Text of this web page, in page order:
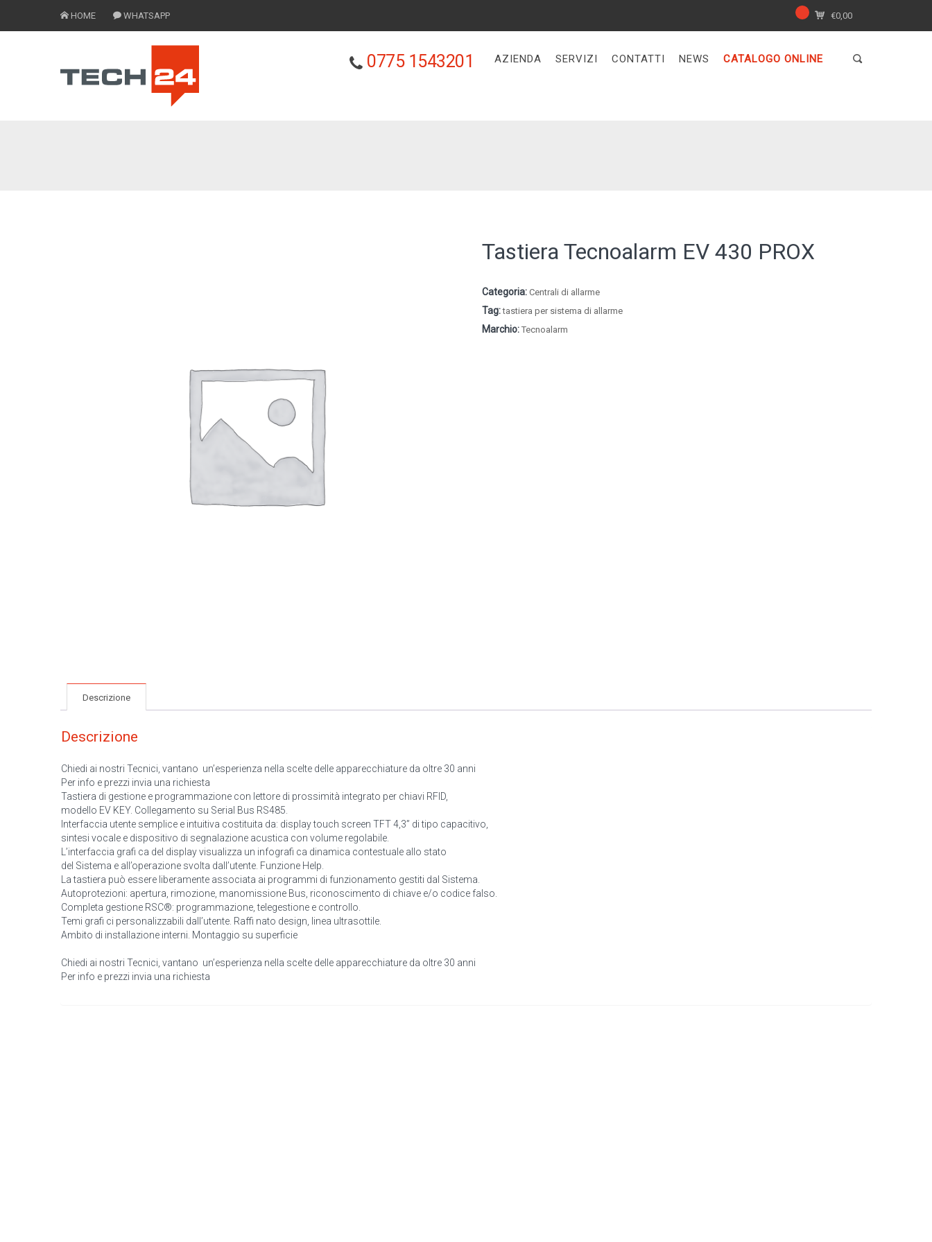
HOME WHATSAPP €0,00
0775 1543201 AZIENDA SERVIZI CONTATTI NEWS CATALOGO ONLINE
Tastiera Tecnoalarm EV 430 PROX
Categoria:Centrali di allarme
Tag:tastiera per sistema di allarme
Marchio:Tecnoalarm
Descrizione
Descrizione
Chiedi ai nostri Tecnici, vantano un’esperienza nella scelte delle apparecchiature da oltre 30 anni
Per info e prezzi invia una richiesta
Tastiera di gestione e programmazione con lettore di prossimità integrato per chiavi RFID,
modello EV KEY. Collegamento su Serial Bus RS485.
Interfaccia utente semplice e intuitiva costituita da: display touch screen TFT 4,3” di tipo capacitivo,
sintesi vocale e dispositivo di segnalazione acustica con volume regolabile.
L’interfaccia grafi ca del display visualizza un infografi ca dinamica contestuale allo stato
del Sistema e all’operazione svolta dall’utente. Funzione Help.
La tastiera può essere liberamente associata ai programmi di funzionamento gestiti dal Sistema.
Autoprotezioni: apertura, rimozione, manomissione Bus, riconoscimento di chiave e/o codice falso.
Completa gestione RSC®: programmazione, telegestione e controllo.
Temi grafi ci personalizzabili dall’utente. Raffi nato design, linea ultrasottile.
Ambito di installazione interni. Montaggio su superficie
Chiedi ai nostri Tecnici, vantano un’esperienza nella scelte delle apparecchiature da oltre 30 anni
Per info e prezzi invia una richiesta